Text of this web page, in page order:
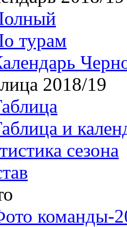
турам
2018/19
и
сезона
команды-